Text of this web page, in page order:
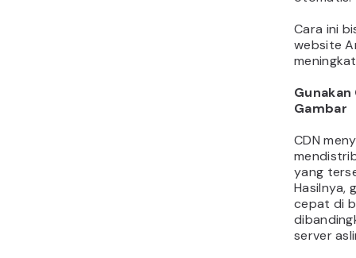
Cara ini
website
Gambar
CDN
yang
Hasilnya,
cepat di
server